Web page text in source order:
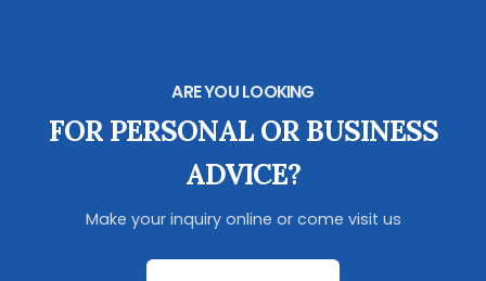
ARE YOU LOOKING
FOR PERSONAL OR BUSINESS
ADVICE?
Make your inquiry online or come visit us